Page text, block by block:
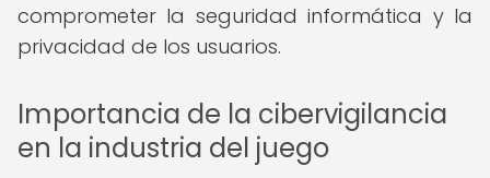
comprometer la seguridad informática y la
privacidad de los usuarios.
Importancia de la cibervigilancia
en la industria del juego